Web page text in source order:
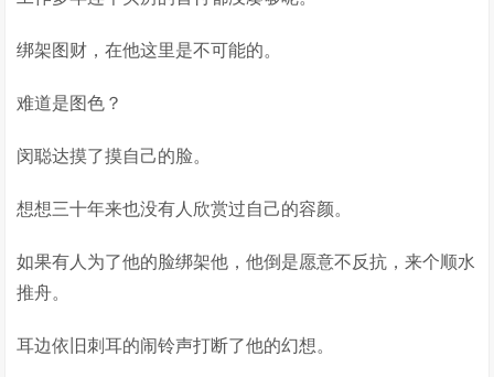
绑架图财，在他这里是不可能的。
难道是图色？
闵聪达摸了摸自己的脸。
想想三十年来也没有人欣赏过自己的容颜。
如果有人为了他的脸绑架他，他倒是愿意不反抗，来个顺水
推舟。
耳边依旧刺耳的闹铃声打断了他的幻想。